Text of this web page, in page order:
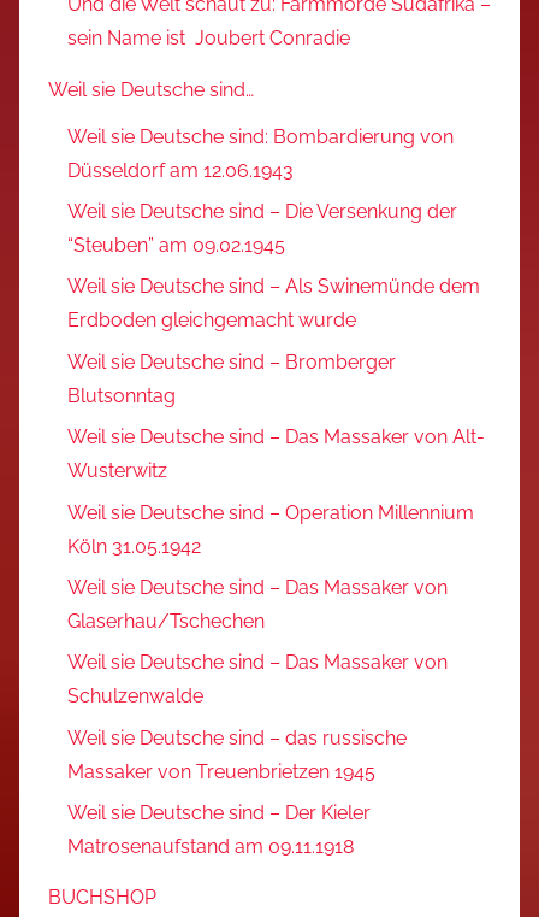
sein Name ist Joubert Conradie
Weil sie Deutsche sind…
Weil sie Deutsche sind: Bombardierung von
Düsseldorf am 12.06.1943
Weil sie Deutsche sind – Die Versenkung der
“Steuben” am 09.02.1945
Weil sie Deutsche sind – Als Swinemünde dem
Erdboden gleichgemacht wurde
Weil sie Deutsche sind – Bromberger
Blutsonntag
Weil sie Deutsche sind – Das Massaker von Alt-
Wusterwitz
Weil sie Deutsche sind – Operation Millennium
Köln 31.05.1942
Weil sie Deutsche sind – Das Massaker von
Glaserhau/Tschechen
Weil sie Deutsche sind – Das Massaker von
Schulzenwalde
Weil sie Deutsche sind – das russische
Massaker von Treuenbrietzen 1945
Weil sie Deutsche sind – Der Kieler
Matrosenaufstand am 09.11.1918
BUCHSHOP